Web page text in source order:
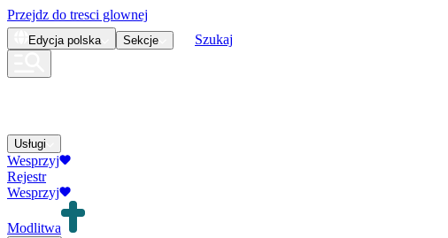
Przejdz do tresci glownej
Edycja polska Sekcje Szukaj
Usługi
Wesprzyj
Rejestr
Wesprzyj
Modlitwa